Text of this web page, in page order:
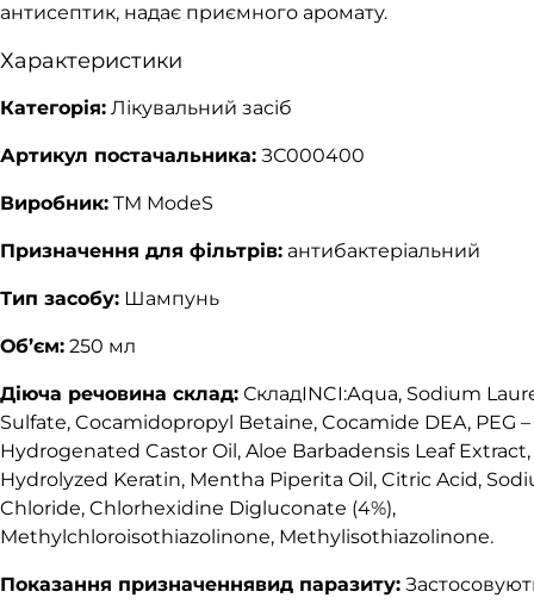
антисептик, надає приємного аромату.
Характеристики
Категорія: Лікувальний засіб
Артикул постачальника: ЗС000400
Виробник: TM ModeS
Призначення для фільтрів: антибактеріальний
Тип засобу: Шампунь
Об’єм: 250 мл
Діюча речовина склад: СкладINCI:Аqua, Sodium
Sulfate, Cocamidopropyl Betaine, Cocamide DEA, PEG
Hydrogenated Castor Oil, Aloe Barbadensis Leaf Extract,
Hydrolyzed Keratin, Mentha Piperita Oil, Citric Acid,
Chloride, Chlorhexidine Digluconate (4%),
Methylchloroisothiazolinone, Methylisothiazolinone.
Показання призначеннявид паразиту: